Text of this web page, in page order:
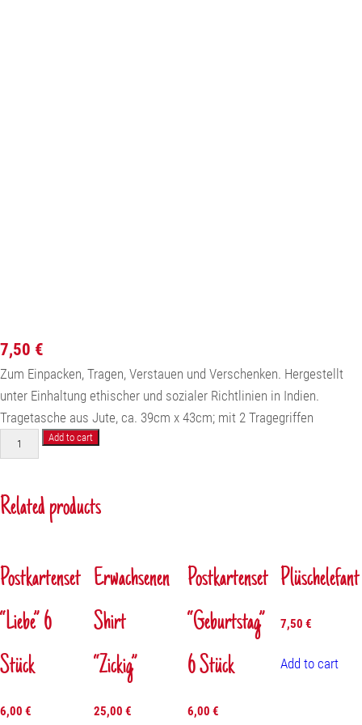
7,50 €
Zum Einpacken, Tragen, Verstauen und Verschenken. Hergestellt
unter Einhaltung ethischer und sozialer Richtlinien in Indien.
Tragetasche aus Jute, ca. 39cm x 43cm; mit 2 Tragegriffen
Jutebeutel
quantity
Add to cart
Related products
Postkartenset
“Liebe” 6
Stück
6,00 €
Erwachsenen
Shirt
“Zickig”
25,00 €
Postkartenset
“Geburtstag”
6 Stück
6,00 €
Plüschelefant
7,50€
Add to cart